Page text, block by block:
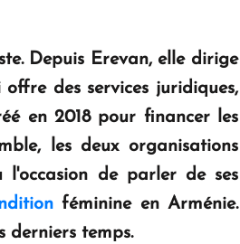
Depuis Erevan, elle dirige
des services juridiques,
en 2018 pour financer les
les deux organisations
de parler de ses
féminine en Arménie.
derniers temps.